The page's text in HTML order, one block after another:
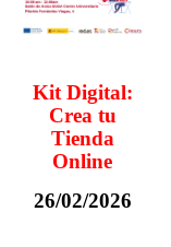
Kit Digital:
Crea tu
Tienda
Online
26/02/2026